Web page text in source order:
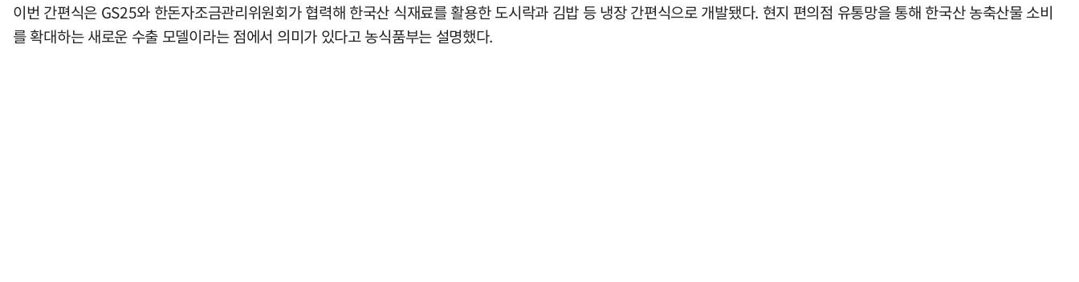
이번 간편식은 GS25와 한돈자조금관리위원회가 협력해 한국산 식재료를 활용한 도시락과 김밥 등 냉장 간편식으로 개발됐다. 현지 편의점 유통망을 통해 한국산 농축산물 소비
를 확대하는 새로운 수출 모델이라는 점에서 의미가 있다고 농식품부는 설명했다.